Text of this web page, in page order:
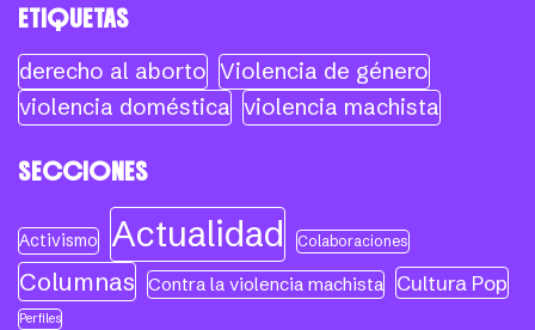
ETIQUETAS
derecho al aborto Violencia de género
violencia doméstica violencia machista
SECCIONES
Activismo Actualidad Colaboraciones
Columnas Contra la violencia machista Cultura Pop
Perfiles